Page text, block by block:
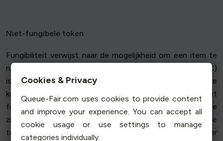
Niet-fungibele token
Fungibiliteit verwijst naar de mogelijkheid om een item te
ruilen voor een ander item van gelijke waarde. Een pond (£)
is fungibel-je kunt het ruilen voor elk ander pond. Digitale
kunst, muziek en verzamelobjecten zijn echter niet
fungibel en vertegenwoordigen unieke digitale activa die
zijn opgeslagen op de blockchain. Dit is waar niet-fungibele
tokens (NFT's) van pas komen, omdat ze perfect zijn voor
Cookies & Privacy
Queue-Fair.com uses cookies to provide content
and improve your experience. You can accept all
cookie usage or use settings to manage
categories individually.